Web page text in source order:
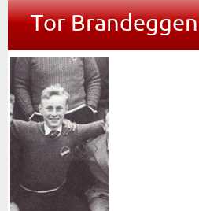
Tor Brandeggen